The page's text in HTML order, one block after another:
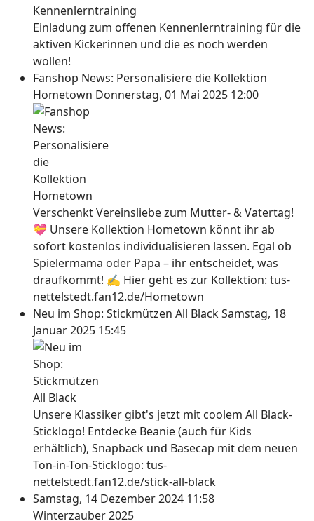
Einladung zum offenen Kennenlerntraining für die
aktiven Kickerinnen und die es noch werden
wollen!
Fanshop News: Personalisiere die Kollektion
Hometown Donnerstag, 01 Mai 2025 12:00
Verschenkt Vereinsliebe zum Mutter- & Vatertag!
💝 Unsere Kollektion Hometown könnt ihr ab
sofort kostenlos individualisieren lassen. Egal ob
Spielermama oder Papa – ihr entscheidet, was
draufkommt! ✍ Hier geht es zur Kollektion: tus-
nettelstedt.fan12.de/Hometown
Neu im Shop: Stickmützen All BlackSamstag, 18
Januar 2025 15:45
Unsere Klassiker gibt's jetzt mit coolem All Black-
Sticklogo! Entdecke Beanie (auch für Kids
erhältlich), Snapback und Basecap mit dem neuen
Ton-in-Ton-Sticklogo: tus-
nettelstedt.fan12.de/stick-all-black
Samstag, 14 Dezember 2024 11:58
Winterzauber 2025